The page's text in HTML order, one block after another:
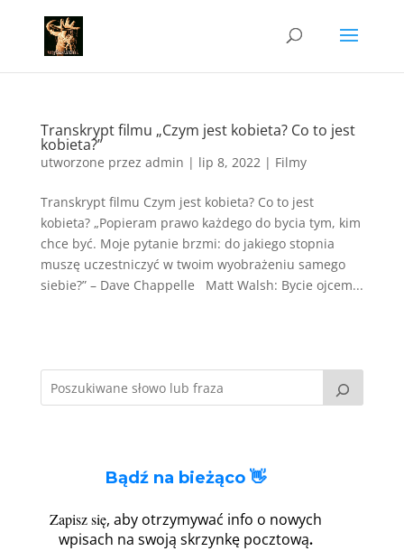
Transkrypt filmu „Czym jest kobieta? Co to jest
kobieta?”
utworzone przez admin | lip 8, 2022| Filmy
Transkrypt filmu Czym jest kobieta? Co to jest
kobieta? „Popieram prawo każdego do bycia tym, kim
chce być. Moje pytanie brzmi: do jakiego stopnia
muszę uczestniczyć w twoim wyobrażeniu samego
siebie?” – Dave Chappelle Matt Walsh: Bycie ojcem...
Bądź na bieżąco 👋
Zapisz się, aby otrzymywać info o nowych
wpisach na swoją skrzynkę pocztową.